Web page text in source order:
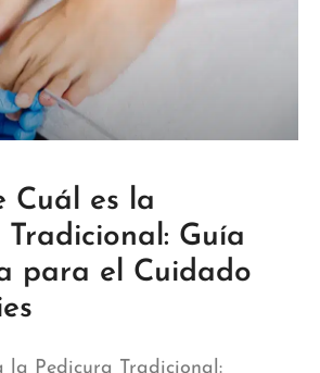
Cuál es la
Tradicional: Guía
para el Cuidado
la Pedicura Tradicional: